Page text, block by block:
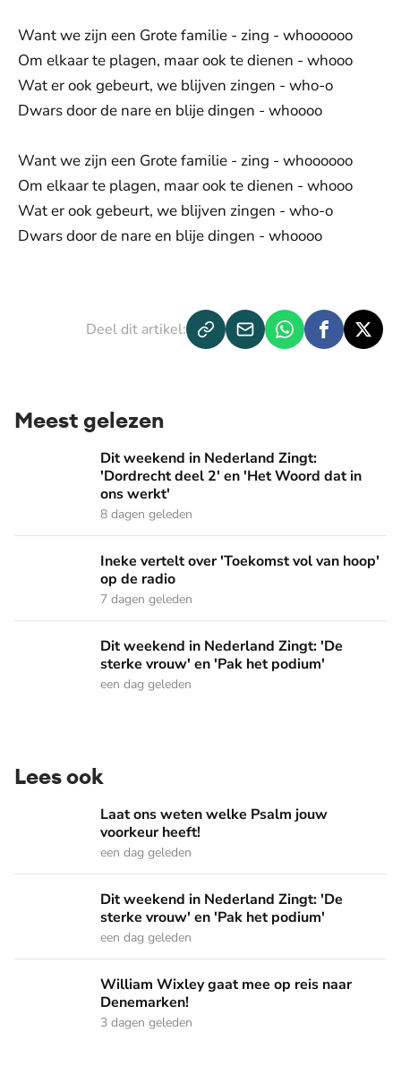
Want we zijn een Grote familie - zing - whoooooo
Om elkaar te plagen, maar ook te dienen - whooo
Wat er ook gebeurt, we blijven zingen - who-o
Dwars door de nare en blije dingen - whoooo
Want we zijn een Grote familie - zing - whoooooo
Om elkaar te plagen, maar ook te dienen - whooo
Wat er ook gebeurt, we blijven zingen - who-o
Dwars door de nare en blije dingen - whoooo
Deel dit artikel:
Meest gelezen
Dit weekend in Nederland Zingt: 'Dordrecht deel 2' en
Dit weekend in Nederland Zingt:
'Dordrecht deel 2' en 'Het Woord dat in
ons werkt'
8 dagen geleden
Ineke vertelt over 'Toekomst vol van hoop' op de radio
Ineke vertelt over 'Toekomst vol van hoop'
op de radio
7 dagen geleden
Dit weekend in Nederland Zingt: 'De sterke vrouw' en 'Pak
Dit weekend in Nederland Zingt: 'De
sterke vrouw' en 'Pak het podium'
een dag geleden
Lees ook
Laat ons weten welke Psalm jouw voorkeur heeft!
Laat ons weten welke Psalm jouw
voorkeur heeft!
een dag geleden
Dit weekend in Nederland Zingt: 'De sterke vrouw' en 'Pak
Dit weekend in Nederland Zingt: 'De
sterke vrouw' en 'Pak het podium'
een dag geleden
William Wixley gaat mee op reis naar Denemarken!
William Wixley gaat mee op reis naar
Denemarken!
3 dagen geleden